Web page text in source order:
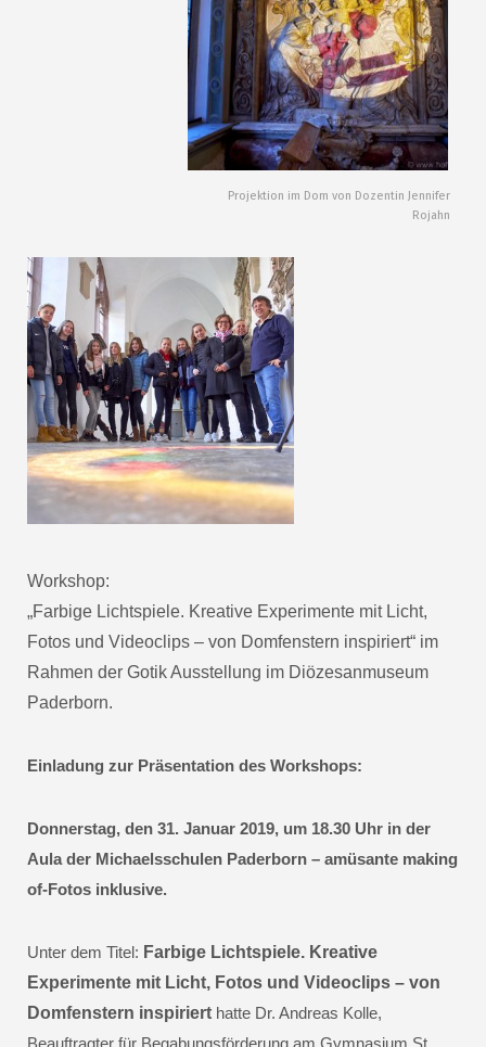
Projektion im Dom von Dozentin Jennifer
Rojahn
Workshop:
„Farbige Lichtspiele. Kreative Experimente mit Licht,
Fotos und Videoclips – von Domfenstern inspiriert“ im
Rahmen der Gotik Ausstellung im Diözesanmuseum
Paderborn.
Einladung zur Präsentation des Workshops:
Donnerstag, den 31. Januar 2019, um 18.30 Uhr in der
Aula der Michaelsschulen Paderborn – amüsante making
of-Fotos inklusive.
Unter dem Titel: Farbige Lichtspiele. Kreative
Experimente mit Licht, Fotos und Videoclips – von
Domfenstern inspiriert hatte Dr. Andreas Kolle,
Beauftragter für Begabungsförderung am Gymnasium St.